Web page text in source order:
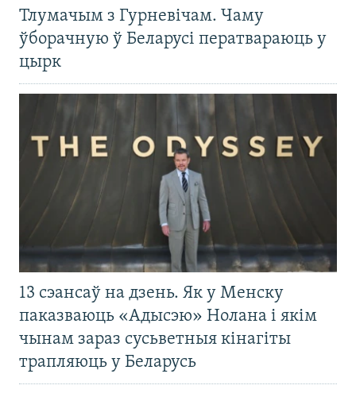
Тлумачым з Гурневічам. Чаму
ўборачную ў Беларусі ператвараюць у
цырк
13 сэансаў на дзень. Як у Менску
паказваюць «Адысэю» Нолана і якім
чынам зараз сусьветныя кінагіты
трапляюць у Беларусь